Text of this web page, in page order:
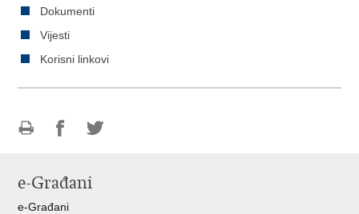
Dokumenti
Vijesti
Korisni linkovi
FacebookuTwitteru
e-Građani
e-Građani